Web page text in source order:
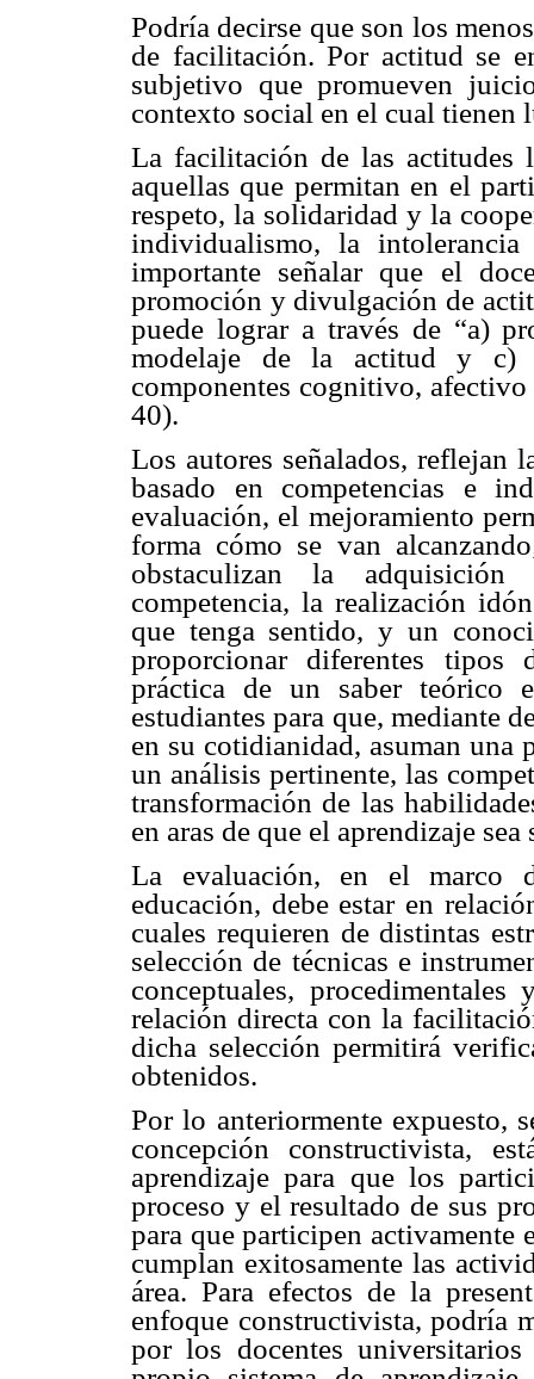
Podría decirse que son los
de facilitación. Por actitud se
subjetivo que promueven
contexto social en el cual tienen
La facilitación de las actitudes
aquellas que permitan en el
respeto, la solidaridad y la
individualismo, la
importante señalar que el
promoción y divulgación de
puede lograr a través de “a)
modelaje de la actitud y c)
componentes cognitivo,
40).
Los autores señalados, reflejan
basado en competencias e
evaluación, el mejoramiento
forma cómo se van
obstaculizan la
competencia, la realización
que tenga sentido, y un
proporcionar diferentes tipos
práctica de un saber teórico
estudiantes para que, mediante
en su cotidianidad, asuman una
un análisis pertinente, las
transformación de las
en aras de que el aprendizaje
La evaluación, en el marco
educación, debe estar en
cuales requieren de distintas
selección de técnicas e
conceptuales,
relación directa con la
dicha selección permitirá
obtenidos.
Por lo anteriormente expuesto,
concepción constructivista,
aprendizaje para que los
proceso y el resultado de sus
para que participen activamente
cumplan exitosamente las
área. Para efectos de la
enfoque constructivista, podría
por los docentes